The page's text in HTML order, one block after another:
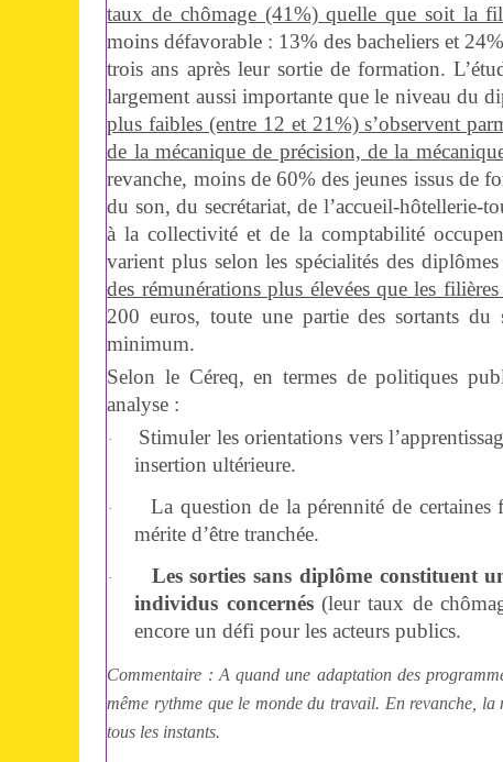
taux de chômage (41%) quelle que soit la
moins défavorable : 13% des bacheliers et
trois ans après leur sortie de formation.
largement aussi importante que le niveau du
plus faibles (entre 12 et 21%) s’observent
de la mécanique de précision, de la
revanche, moins de 60% des jeunes issus de
du son, du secrétariat, de l’accueil-hôtellerie-
à la collectivité et de la comptabilité
varient plus selon les spécialités des
des rémunérations plus élevées que les filières
200 euros, toute une partie des sortants du
minimum.
Selon le Céreq, en termes de politiques
analyse :
·
Stimuler les orientations vers
insertion ultérieure.
·
La question de la pérennité de certaines
mérite d’être tranchée.
·
Les sorties sans diplôme constituent
individus concernés (leur taux de
encore un défi pour les acteurs publics.
Commentaire : A quand une adaptation des
même rythme que le monde du travail. En revanche,
tous les instants.